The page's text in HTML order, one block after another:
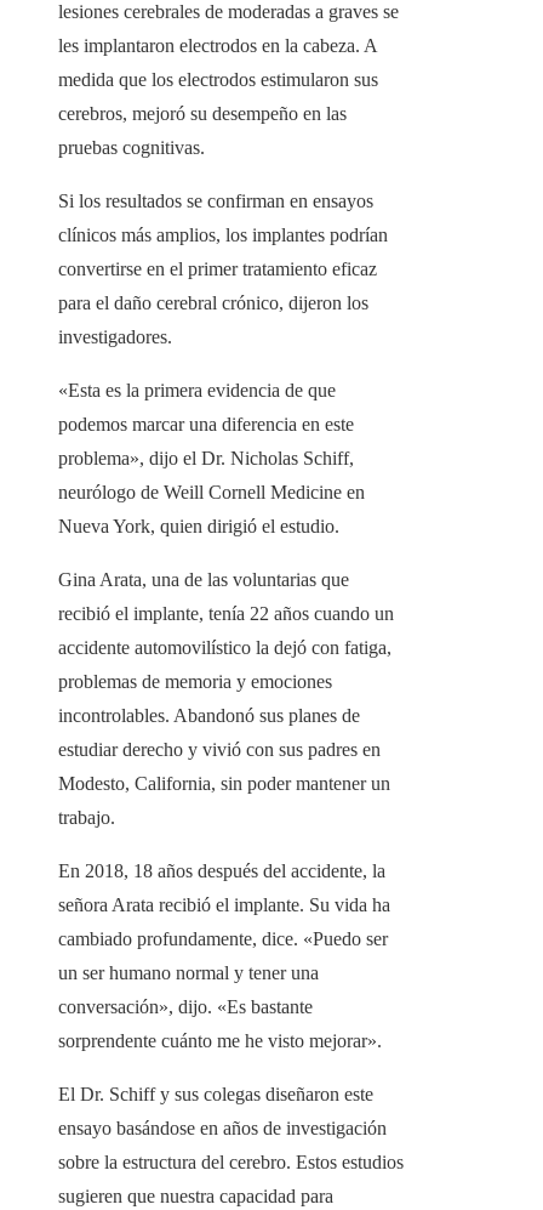
lesiones cerebrales de moderadas a graves se
les implantaron electrodos en la cabeza. A
medida que los electrodos estimularon sus
cerebros, mejoró su desempeño en las
pruebas cognitivas.
Si los resultados se confirman en ensayos
clínicos más amplios, los implantes podrían
convertirse en el primer tratamiento eficaz
para el daño cerebral crónico, dijeron los
investigadores.
«Esta es la primera evidencia de que
podemos marcar una diferencia en este
problema», dijo el Dr. Nicholas Schiff,
neurólogo de Weill Cornell Medicine en
Nueva York, quien dirigió el estudio.
Gina Arata, una de las voluntarias que
recibió el implante, tenía 22 años cuando un
accidente automovilístico la dejó con fatiga,
problemas de memoria y emociones
incontrolables. Abandonó sus planes de
estudiar derecho y vivió con sus padres en
Modesto, California, sin poder mantener un
trabajo.
En 2018, 18 años después del accidente, la
señora Arata recibió el implante. Su vida ha
cambiado profundamente, dice. «Puedo ser
un ser humano normal y tener una
conversación», dijo. «Es bastante
sorprendente cuánto me he visto mejorar».
El Dr. Schiff y sus colegas diseñaron este
ensayo basándose en años de investigación
sobre la estructura del cerebro. Estos estudios
sugieren que nuestra capacidad para